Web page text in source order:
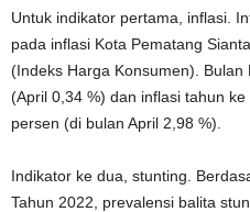
Untuk indikator pertama, inflasi.
pada inflasi Kota Pematang
(Indeks Harga Konsumen).
(April 0,34 %) dan inflasi tahun
persen (di bulan April 2,98 %).
Indikator ke dua, stunting.
Tahun 2022, prevalensi balita